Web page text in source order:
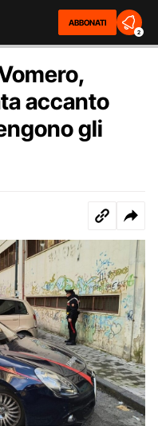
ABBONATI
2
accanto
gli